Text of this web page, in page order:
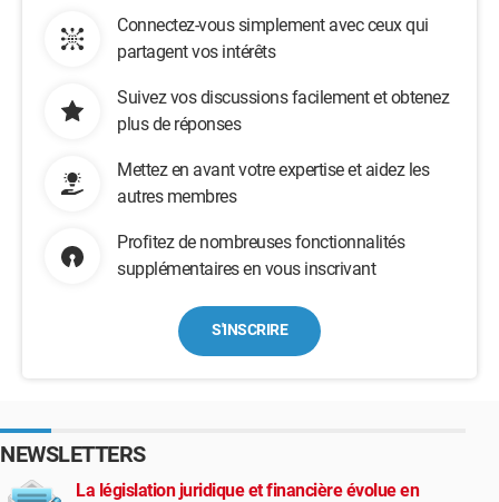
Connectez-vous simplement avec ceux qui
partagent vos intérêts
Suivez vos discussions facilement et obtenez
plus de réponses
Mettez en avant votre expertise et aidez les
autres membres
Profitez de nombreuses fonctionnalités
supplémentaires en vous inscrivant
S'INSCRIRE
NEWSLETTERS
La législation juridique et financière évolue en